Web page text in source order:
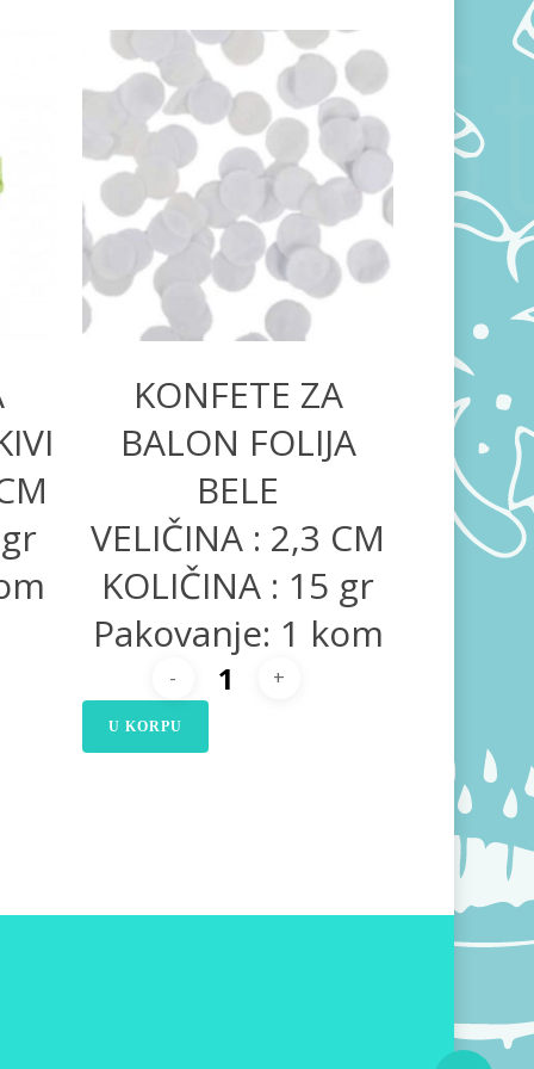
200,00 RSD
KONFETE ZA
BALON FOLIJA
BELE
VELIČINA : 2,3 CM
KOLIČINA : 15 gr
Pakovanje: 1 kom
U KORPU